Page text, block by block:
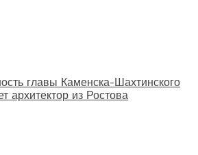
главы Каменска-Шахтинского
архитектор из Ростова